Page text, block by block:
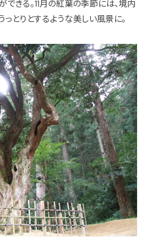
きる。11月の紅葉の季節には、境内
とりとするような美しい風景に。